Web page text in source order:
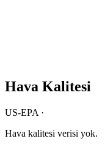
Hava Kalitesi
US-EPA ·
Hava kalitesi verisi yok.